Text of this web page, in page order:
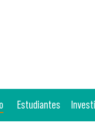
Estudiantes